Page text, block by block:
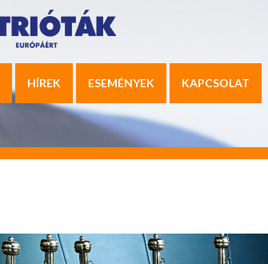
HÍREK ESEMÉNYEK KAPCSOLAT